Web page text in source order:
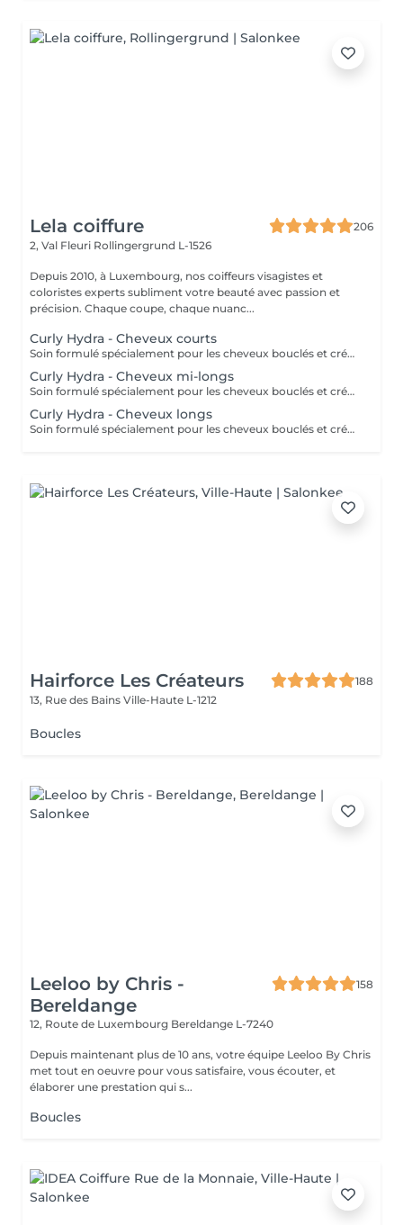
Lela coiffure
206
2, Val Fleuri Rollingergrund L-1526
Depuis 2010, à Luxembourg, nos coiffeurs visagistes et
coloristes experts subliment votre beauté avec passion et
précision. Chaque coupe, chaque nuanc...
Curly Hydra - Cheveux courts
Soin formulé spécialement pour les cheveux bouclés et crépus en manque de définition et d'hydratation. Ce soin comprend 5 étapes qui aideront votre chevelure à retrouver sa vivacité. ( séchage son inclu dans le tarif ) Nous restons à votre disposition pour plus d'informations
Curly Hydra - Cheveux mi-longs
Soin formulé spécialement pour les cheveux bouclés et crépus en manque de définition et d'hydratation. Ce soin comprend 5 étapes qui aideront votre chevelure à retrouver sa vivacité. ( Séchage non inclu dans le tarif ) Nous restons à votre disposition pour plus d'informations
Curly Hydra - Cheveux longs
Soin formulé spécialement pour les cheveux bouclés et crépus en manque de définition et d'hydratation. Ce soin comprend 5 étapes qui aideront votre chevelure à retrouver sa vivacité. Nous restons à votre disposition pour plus d'informations
Hairforce Les Créateurs
188
13, Rue des Bains Ville-Haute L-1212
Boucles
Leeloo by Chris -
Bereldange
158
12, Route de Luxembourg Bereldange L-7240
Depuis maintenant plus de 10 ans, votre équipe Leeloo By Chris
met tout en oeuvre pour vous satisfaire, vous écouter, et
élaborer une prestation qui s...
Boucles